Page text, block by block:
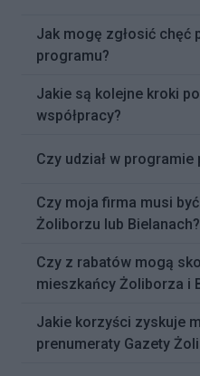
Jak mogę zgłosić chęć
programu?
Jakie są kolejne kroki
współpracy?
Czy udział w programie
Czy moja firma musi
Żoliborzu lub Bielanach?
Czy z rabatów mogą
mieszkańcy Żoliborza i
Jakie korzyści zyskuje
prenumeraty Gazety